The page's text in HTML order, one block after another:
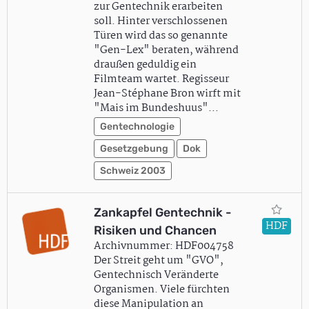
zur Gentechnik erarbeiten
soll. Hinter verschlossenen
Türen wird das so genannte
"Gen-Lex" beraten, während
draußen geduldig ein
Filmteam wartet. Regisseur
Jean-Stéphane Bron wirft mit
"Mais im Bundeshuus"…
Gentechnologie
Gesetzgebung
Dok
Schweiz 2003
Zankapfel Gentechnik -
Risiken und Chancen
Archivnummer: HDF004758
Der Streit geht um "GVO",
Gentechnisch Veränderte
Organismen. Viele fürchten
diese Manipulation an
HDF